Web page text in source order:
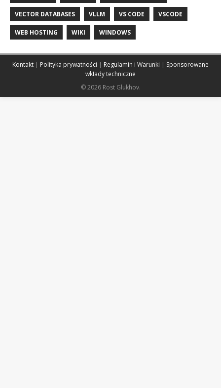
VECTOR DATABASES VLLM VS CODE VSCODE
WEB HOSTING WIKI WINDOWS
Kontakt | Polityka prywatności | Regulamin i Warunki | Sponsorowane
wkłady techniczne
© 2026 Rost Glukhov.